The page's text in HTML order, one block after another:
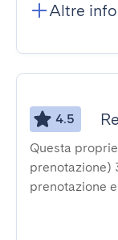
Altre
4.5
Questa
prenotazione)
prenotazione